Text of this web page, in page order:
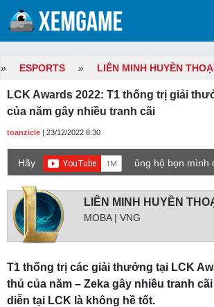
» ESPORTS » LIÊN MINH HUYỀN
LCK Awards 2022: T1 thống trị giải
của năm gây nhiều tranh cãi
toanzicle | 23/12/2022 8:30
Hãy
ủng hộ bọn mình
LIÊN MINH HUYỀN
MOBA | VNG
T1 thống trị các giải thưởng tại LCK
thủ của năm – Zeka gây nhiều tranh
diễn tại LCK là không hề tốt.